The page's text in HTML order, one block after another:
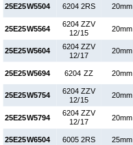
25E25W5504 6204 2RS 20mm
25E25W5564
6204 ZZV
12/15
20mm
25E25W5604
6204 ZZV
12/17
20mm
25E25W5694 6204 ZZ 20mm
25E25W5754
6204 ZZV
12/15
20mm
25E25W5794
6204 ZZV
12/17
20mm
25E25W6504 6005 2RS 25mm